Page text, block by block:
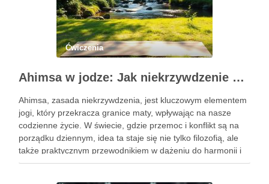
Ćwiczenia
Ahimsa w jodze: Jak niekrzywdzenie wpływa na nasze życie?
Ahimsa, zasada niekrzywdzenia, jest kluczowym elementem
jogi, który przekracza granice maty, wpływając na nasze
codzienne życie. W świecie, gdzie przemoc i konflikt są na
porządku dziennym, idea ta staje się nie tylko filozofią, ale
także praktycznym przewodnikiem w dążeniu do harmonii i
pokoju. Ahimsa uczy nas szacunku do siebie i …